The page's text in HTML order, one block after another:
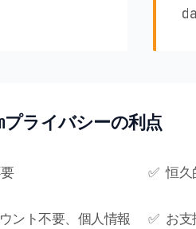
ライバシーの利点
✅ 恒久
ント不要、個人情報
✅ お支